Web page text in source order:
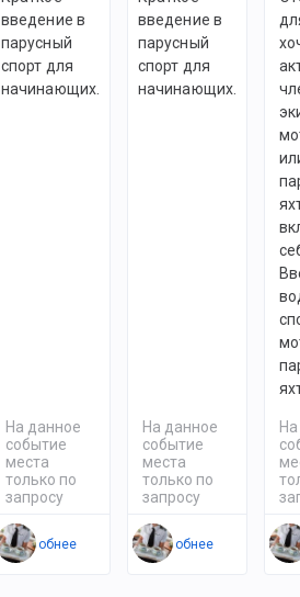
введение в
парусный
спорт для
начинающих.
На данное
событие
места
только по
запросу
Подробнее
введение в
парусный
спорт для
начинающих.
На данное
событие
места
только по
запросу
Подробнее